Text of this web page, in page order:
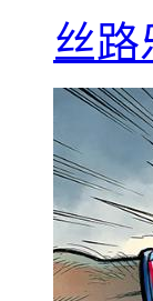
丝路